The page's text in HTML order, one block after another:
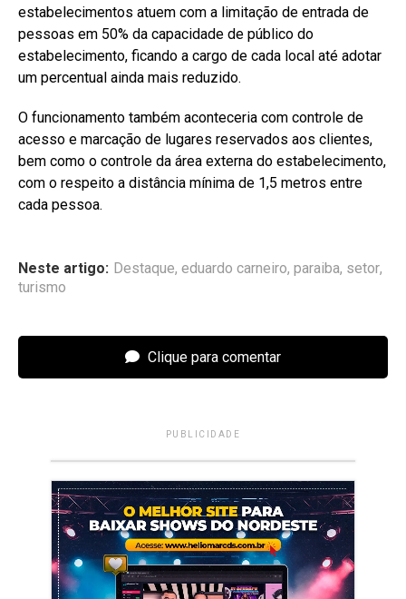
estabelecimentos atuem com a limitação de entrada de
pessoas em 50% da capacidade de público do
estabelecimento, ficando a cargo de cada local até adotar
um percentual ainda mais reduzido.
O funcionamento também aconteceria com controle de
acesso e marcação de lugares reservados aos clientes,
bem como o controle da área externa do estabelecimento,
com o respeito a distância mínima de 1,5 metros entre
cada pessoa.
Neste artigo: Destaque, eduardo carneiro, paraiba, setor,
turismo
Clique para comentar
PUBLICIDADE